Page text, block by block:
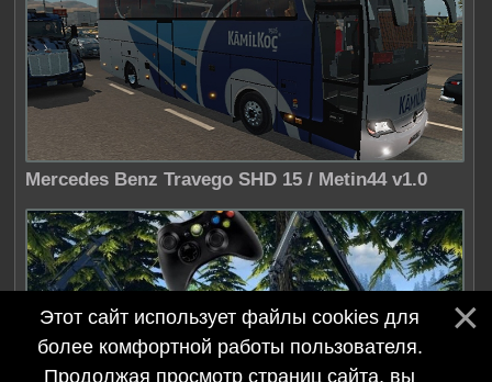
Mercedes Benz Travego SHD 15 / Metin44 v1.0
Этот сайт использует файлы cookies для
более комфортной работы пользователя.
Продолжая просмотр страниц сайта, вы